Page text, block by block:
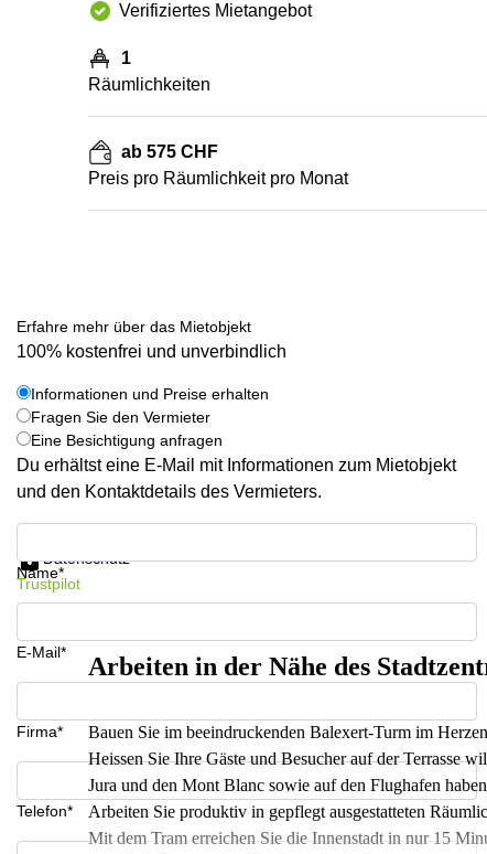
Verifiziertes Mietangebot
1
Räumlichkeiten
ab 575 CHF
Preis pro Räumlichkeit pro Monat
Erfahre mehr über das Mietobjekt
100% kostenfrei und unverbindlich
Informationen und Preise erhalten
Fragen Sie den Vermieter
Eine Besichtigung anfragen
Du erhältst eine E-Mail mit Informationen zum Mietobjekt
und den Kontaktdetails des Vermieters.
Name*
E-Mail*
Firma*
Telefon*
Datenschutz
Trustpilot
Arbeiten in der Nähe des
Bauen Sie im beeindruckenden Balexert-Turm im
Heissen Sie Ihre Gäste und Besucher auf der Terrasse
Jura und den Mont Blanc sowie auf den Flughafen
Arbeiten Sie produktiv in gepflegt ausgestatteten
Mit dem Tram erreichen Sie die Innenstadt in nur 15